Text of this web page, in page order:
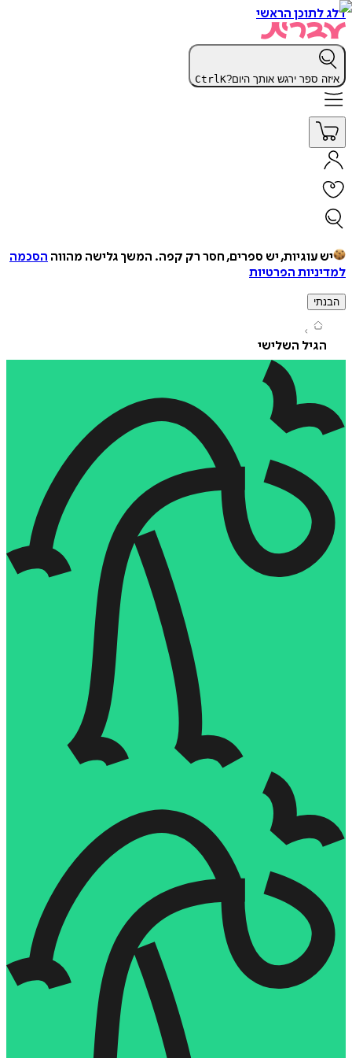
הראשי
ספר ירגש אותך היום? Ctrl K
עוגיות, יש ספרים, חסר רק קפה. המשך גלישה מהווההסכמה
הפרטיות
השלישי